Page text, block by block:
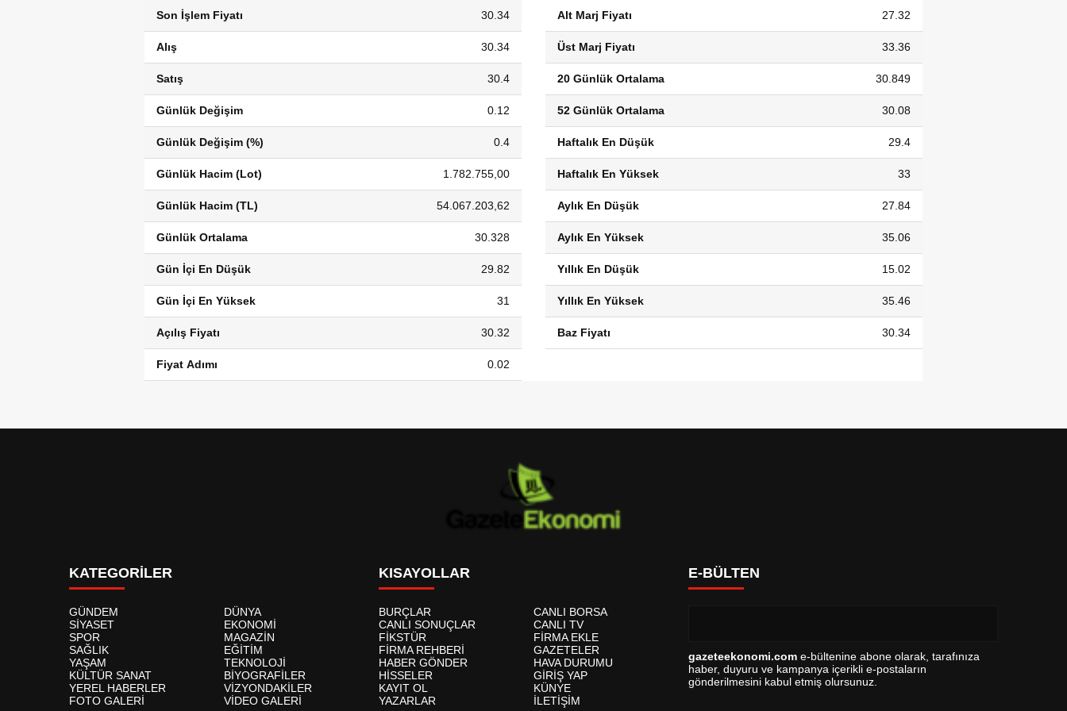
Son İşlem Fiyatı 30.34
Alış 30.34
Satış 30.4
Günlük Değişim 0.12
Günlük Değişim (%) 0.4
Günlük Hacim (Lot) 1.782.755,00
Günlük Hacim (TL) 54.067.203,62
Günlük Ortalama 30.328
Gün İçi En Düşük 29.82
Gün İçi En Yüksek 31
Açılış Fiyatı 30.32
Fiyat Adımı 0.02
Alt Marj Fiyatı 27.32
Üst Marj Fiyatı 33.36
20 Günlük Ortalama 30.849
52 Günlük Ortalama 30.08
Haftalık En Düşük 29.4
Haftalık En Yüksek 33
Aylık En Düşük 27.84
Aylık En Yüksek 35.06
Yıllık En Düşük 15.02
Yıllık En Yüksek 35.46
Baz Fiyatı 30.34
KATEGORİLER
GÜNDEM
DÜNYA
SİYASET
EKONOMİ
SPOR
MAGAZİN
SAĞLIK
EĞİTİM
YAŞAM
TEKNOLOJİ
KÜLTÜR SANAT
BİYOGRAFİLER
YEREL HABERLER
VİZYONDAKİLER
FOTO GALERİ
VİDEO GALERİ
KISAYOLLAR
BURÇLAR
CANLI BORSA
CANLI SONUÇLAR
CANLI TV
FİKSTÜR
FİRMA EKLE
FİRMA REHBERİ
GAZETELER
HABER GÖNDER
HAVA DURUMU
HİSSELER
GİRİŞ YAP
KAYIT OL
KÜNYE
YAZARLAR
İLETİŞİM
E-BÜLTEN
gazeteekonomi.com e-bültenine abone olarak, tarafınıza
haber, duyuru ve kampanya içerikli e-postaların
gönderilmesini kabul etmiş olursunuz.